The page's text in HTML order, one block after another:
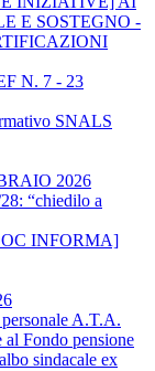
E SOSTEGNO -
N. 7 - 23
SNALS
2026
“chiedilo a
INFORMA]
A.T.A.
Fondo pensione
sindacale ex